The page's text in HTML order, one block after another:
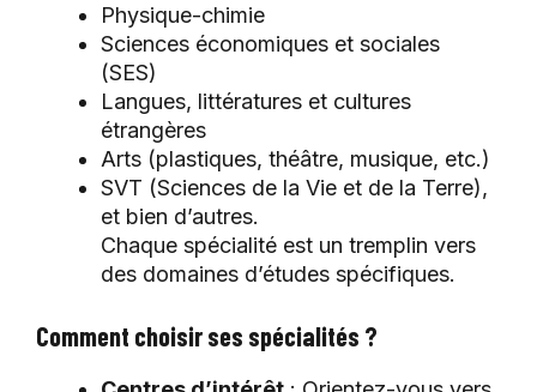
Physique-chimie
Sciences économiques et sociales
(SES)
Langues, littératures et cultures
étrangères
Arts (plastiques, théâtre, musique, etc.)
SVT (Sciences de la Vie et de la Terre),
et bien d’autres.
Chaque spécialité est un tremplin vers
des domaines d’études spécifiques.
Comment choisir ses spécialités ?